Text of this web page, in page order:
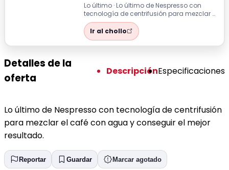
Lo último · Lo último de Nespresso con
tecnología de centrifusión para mezclar el
café con agua y conseguir el mejor ...
Ir al chollo
Detalles de la
oferta
DescripciónEspecificaciones
Lo último de Nespresso con tecnología de centrifusión
para mezclar el café con agua y conseguir el mejor
resultado.
Reportar Guardar Marcar agotado